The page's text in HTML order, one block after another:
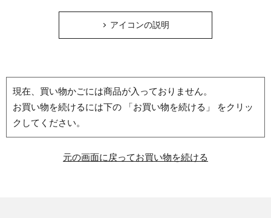
アイコンの説明
現在、買い物かごには商品が入っておりません。
お買い物を続けるには下の 「お買い物を続ける」 をクリッ
クしてください。
元の画面に戻ってお買い物を続ける